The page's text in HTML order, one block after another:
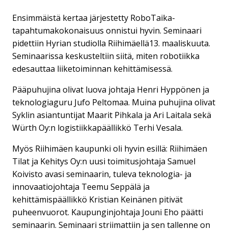
Ensimmäistä kertaa järjestetty RoboTaika-
tapahtumakokonaisuus onnistui hyvin. Seminaari
pidettiin Hyrian studiolla Riihimäellä13. maaliskuuta.
Seminaarissa keskusteltiin siitä, miten robotiikka
edesauttaa liiketoiminnan kehittämisessä.
Pääpuhujina olivat luova johtaja Henri Hyppönen ja
teknologiaguru Jufo Peltomaa. Muina puhujina olivat
Syklin asiantuntijat Maarit Pihkala ja Ari Laitala sekä
Würth Oy:n logistiikkapäällikkö Terhi Vesala.
Myös Riihimäen kaupunki oli hyvin esillä: Riihimäen
Tilat ja Kehitys Oy:n uusi toimitusjohtaja Samuel
Koivisto avasi seminaarin, tuleva teknologia- ja
innovaatiojohtaja Teemu Seppälä ja
kehittämispäällikkö Kristian Keinänen pitivät
puheenvuorot. Kaupunginjohtaja Jouni Eho päätti
seminaarin. Seminaari striimattiin ja sen tallenne on